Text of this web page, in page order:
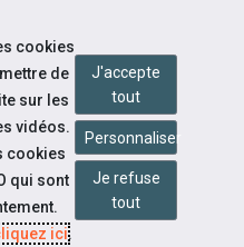
:
cookies
de
sur les
vidéos.
cookies
qui sont
ici.
J'accepte
tout
Personnaliser
Je refuse
tout